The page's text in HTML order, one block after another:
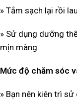
» Tắm sạch lại rồi
» Sử dụng dưỡng
mịn màng.
Mức độ chăm sóc
» Bạn nên kiên trì